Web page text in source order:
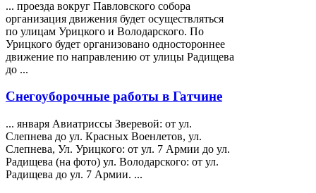
... проезда вокруг Павловского собора
организация движения будет осуществляться
по улицам Урицкого и Володарского. По
Урицкого будет организовано одностороннее
движение по направлению от улицы Радищева
до ...
Снегоуборочные работы в Гатчине
... января Авиатриссы Зверевой: от ул.
Слепнева до ул. Красных Военлетов, ул.
Слепнева, Ул. Урицкого: от ул. 7 Армии до ул.
Радищева (на фото) ул. Володарского: от ул.
Радищева до ул. 7 Армии. ...